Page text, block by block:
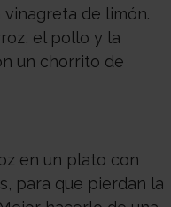
vinagreta de limón.
el pollo y la
un chorrito de
en un plato con
para que pierdan la